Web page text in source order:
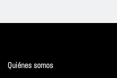
Quiénes somos